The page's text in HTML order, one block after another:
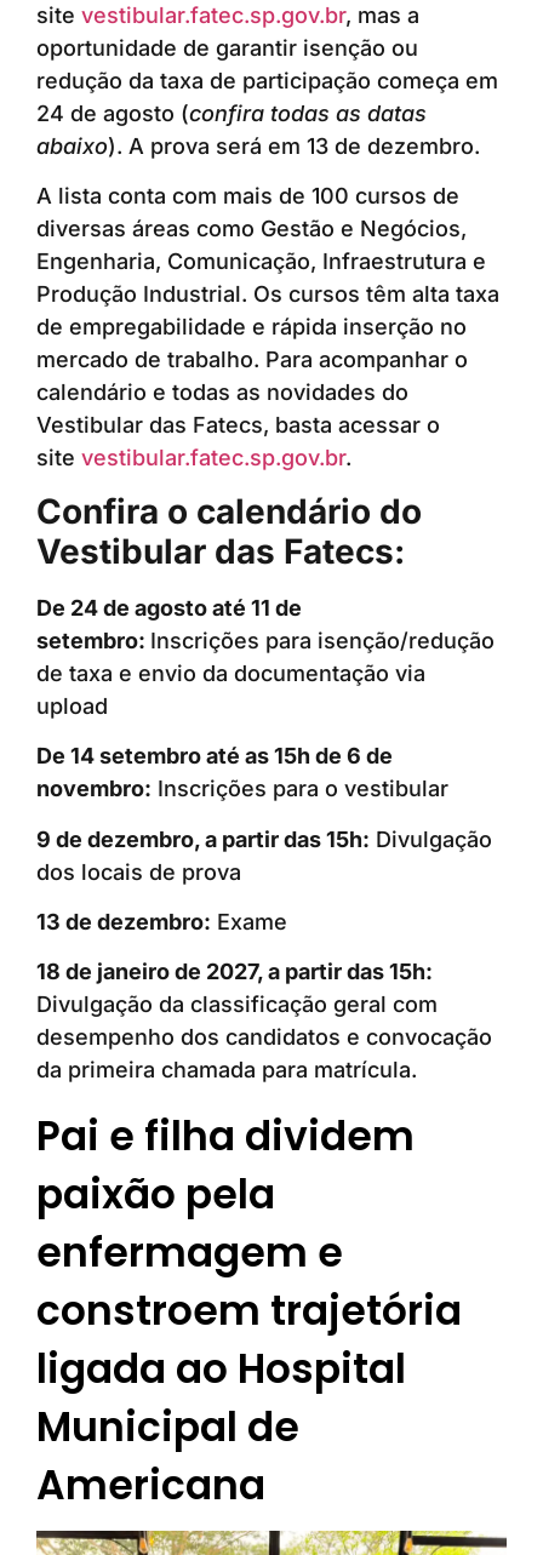
site vestibular.fatec.sp.gov.br, mas a
oportunidade de garantir isenção ou
redução da taxa de participação começa em
24 de agosto (confira todas as datas
abaixo). A prova será em 13 de dezembro.
A lista conta com mais de 100 cursos de
diversas áreas como Gestão e Negócios,
Engenharia, Comunicação, Infraestrutura e
Produção Industrial. Os cursos têm alta taxa
de empregabilidade e rápida inserção no
mercado de trabalho. Para acompanhar o
calendário e todas as novidades do
Vestibular das Fatecs, basta acessar o
site vestibular.fatec.sp.gov.br.
Confira o calendário do
Vestibular das Fatecs:
De 24 de agosto até 11 de
setembro: Inscrições para isenção/redução
de taxa e envio da documentação via
upload
De 14 setembro até as 15h de 6 de
novembro: Inscrições para o vestibular
9 de dezembro, a partir das 15h: Divulgação
dos locais de prova
13 de dezembro: Exame
18 de janeiro de 2027, a partir das 15h:
Divulgação da classificação geral com
desempenho dos candidatos e convocação
da primeira chamada para matrícula.
Pai e filha dividem
paixão pela
enfermagem e
constroem trajetória
ligada ao Hospital
Municipal de
Americana